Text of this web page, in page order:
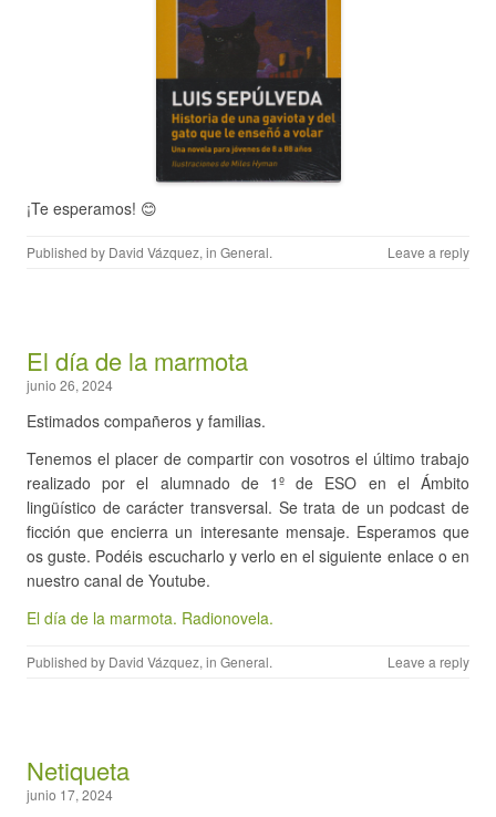
¡Te esperamos! 😊
Published by David Vázquez, in General. Leave a reply
El día de la marmota
junio 26, 2024
Estimados compañeros y familias.
Tenemos el placer de compartir con vosotros el último trabajo
realizado por el alumnado de 1º de ESO en el Ámbito
lingüístico de carácter transversal. Se trata de un podcast de
ficción que encierra un interesante mensaje. Esperamos que
os guste. Podéis escucharlo y verlo en el siguiente enlace o en
nuestro canal de Youtube.
El día de la marmota. Radionovela.
Published by David Vázquez, in General. Leave a reply
Netiqueta
junio 17, 2024